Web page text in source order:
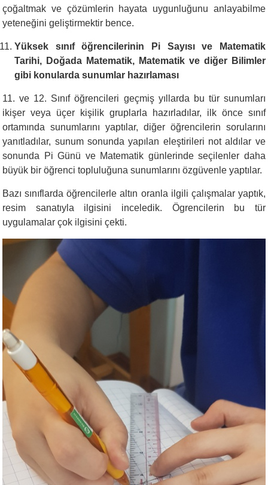
çoğaltmak ve çözümlerin hayata uygunluğunu anlayabilme
yeteneğini geliştirmektir bence.
Yüksek sınıf öğrencilerinin Pi Sayısı ve Matematik
Tarihi, Doğada Matematik, Matematik ve diğer Bilimler
gibi konularda sunumlar hazırlaması
11. ve 12. Sınıf öğrencileri geçmiş yıllarda bu tür sunumları
ikişer veya üçer kişilik gruplarla hazırladılar, ilk önce sınıf
ortamında sunumlarını yaptılar, diğer öğrencilerin sorularını
yanıtladılar, sunum sonunda yapılan eleştirileri not aldılar ve
sonunda Pi Günü ve Matematik günlerinde seçilenler daha
büyük bir öğrenci topluluğuna sunumlarını özgüvenle yaptılar.
Bazı sınıflarda öğrencilerle altın oranla ilgili çalışmalar yaptık,
resim sanatıyla ilgisini inceledik. Ögrencilerin bu tür
uygulamalar çok ilgisini çekti.